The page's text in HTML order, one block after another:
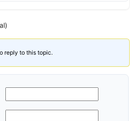
reply to this topic.